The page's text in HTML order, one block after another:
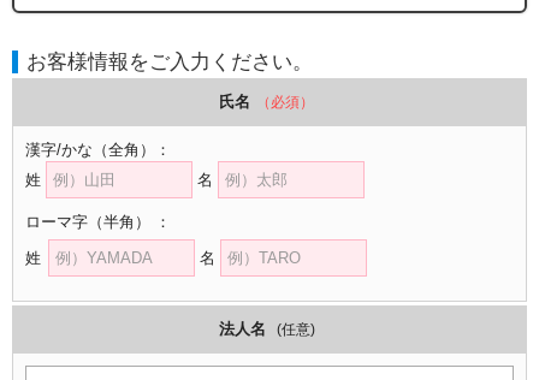
お客様情報をご入力ください。
氏名 （必須）
漢字/かな （全角）
：
姓
名
ローマ字 （半角）
：
姓
名
法人名 (任意)